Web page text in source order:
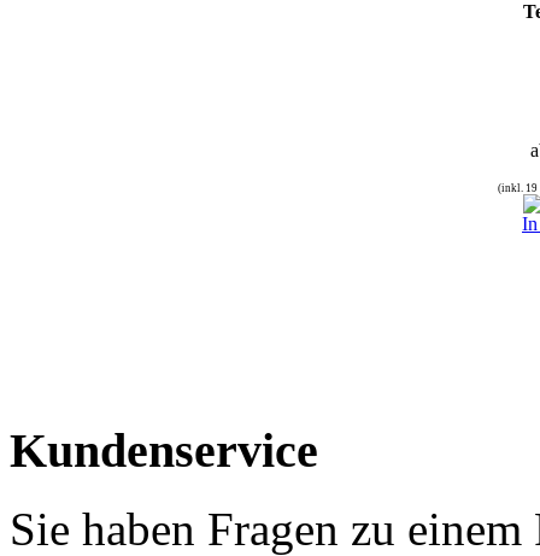
(inkl. 19
In
Kundenservice
Sie haben Fragen zu